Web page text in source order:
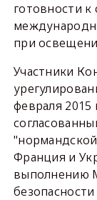
готовности к
при
Участники
февраля
Франция и
выполнению